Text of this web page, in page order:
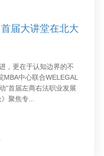
届大讲堂在北大
，更在于认知边界的不
中心联合WELEGAL
“首届左商右法职业发展
聚焦专...